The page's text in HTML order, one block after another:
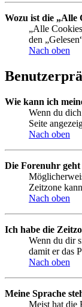
Wozu ist die „Alle
„Alle
den
Nach oben
Wie kann ich
Wenn du
Seite
Nach oben
Die Forenuhr geht
Zeitzone
Nach oben
Ich habe die
Wenn du dir
damit er das
Nach oben
Meine Sprache
Meist hat die